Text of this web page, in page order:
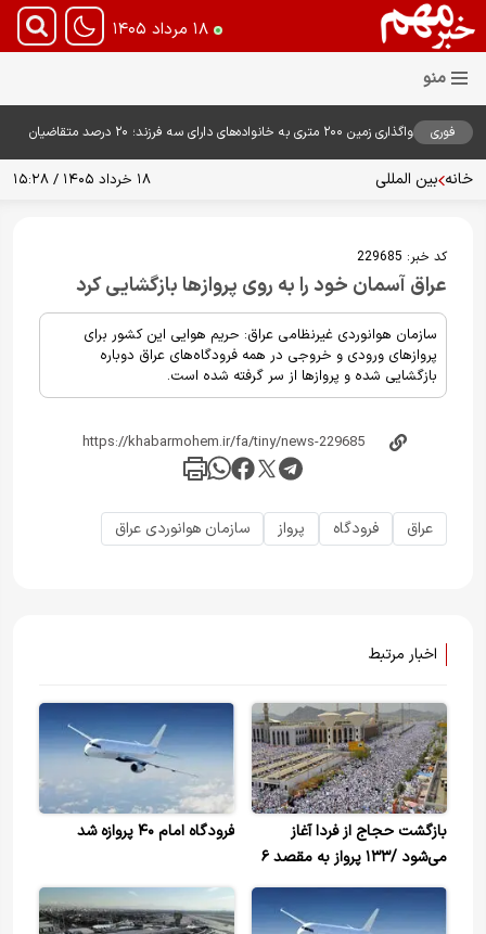
۱۸ مرداد ۱۴۰۵
فوری
واگذاری زمین ۲۰۰ متری به خانواده‌های دارای سه فرزند؛ ۲۰ درصد متقاضیان
خانه بین المللی ۱۸ خرداد ۱۴۰۵ / ۱۵:۲۸
کد خبر: 229685
عراق آسمان خود را به روی پروازها بازگشایی کرد
سازمان هوانوردی غیرنظامی عراق: حریم هوایی این کشور برای
پروازهای ورودی و خروجی در همه فرودگاه‌های عراق دوباره
بازگشایی شده و پروازها از سر گرفته شده است.
عراق فرودگاه پرواز سازمان هوانوردی عراق
اخبار مرتبط
بازگشت حجاج از فردا آغاز
می‌شود /۱۳۳ پرواز به مقصد ۶
فرودگاه کشور
فرودگاه امام ۴۰ پروازه شد